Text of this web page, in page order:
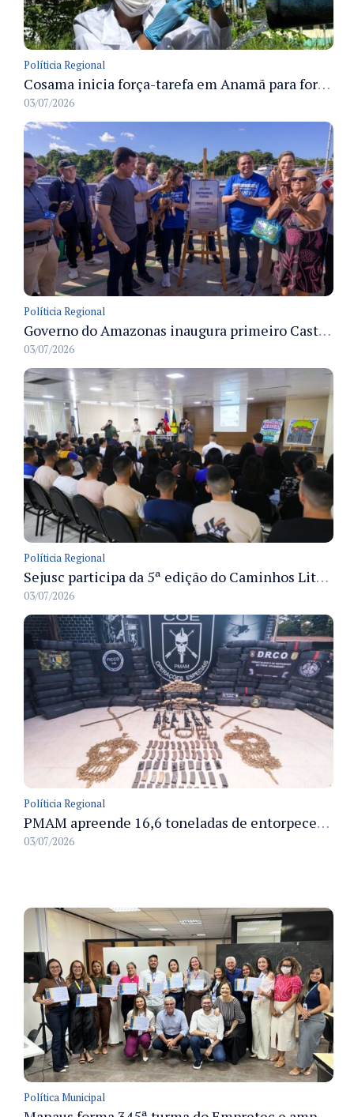
Políticia Regional
Cosama inicia força-tarefa em Anamã para fortalecer abastecimento de água e segurança hídrica da população
03/07/2026
Políticia Regional
Governo do Amazonas inaugura primeiro Castramóvel Fluvial para atendimento veterinário às comunidades ribeirinhas e castração gratuita
03/07/2026
Políticia Regional
Sejusc participa da 5ª edição do Caminhos Literários com foco na cultura hip-hop nas unidades socioeducativas
03/07/2026
Políticia Regional
PMAM apreende 16,6 toneladas de entorpecentes e registra aumento nas prisões em flagrante e nas capturas de foragidos no primeiro semestre de 2026
03/07/2026
Política Municipal